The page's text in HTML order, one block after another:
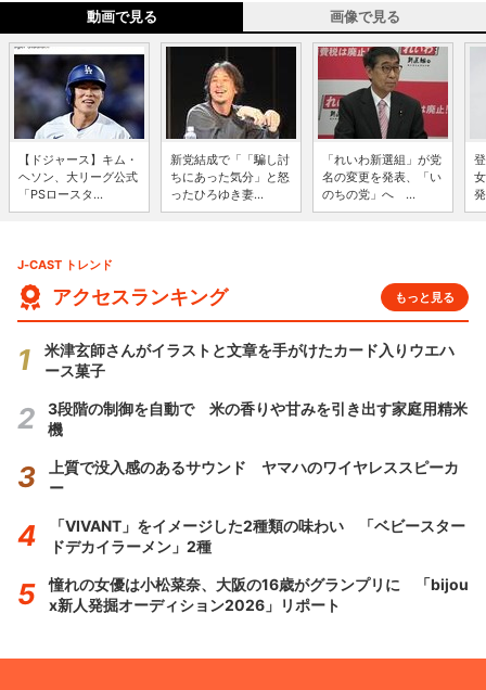
動画で見る 画像で見る
【ドジャース】キム・
ヘソン、大リーグ公式
「PSロースタ...
新党結成で「「騙し討
ちにあった気分」と怒
ったひろゆき妻...
「れいわ新選組」が党
名の変更を発表、「い
のちの党」へ ...
J-CAST トレンド
アクセスランキング もっと見る
米津玄師さんがイラストと文章を手がけたカード入りウエハ
ース菓子
3段階の制御を自動で 米の香りや甘みを引き出す家庭用精米
機
上質で没入感のあるサウンド ヤマハのワイヤレススピーカ
ー
「VIVANT」をイメージした2種類の味わい 「ベビースター
ドデカイラーメン」2種
憧れの女優は小松菜奈、大阪の16歳がグランプリに 「bijou
x新人発掘オーディション2026」リポート